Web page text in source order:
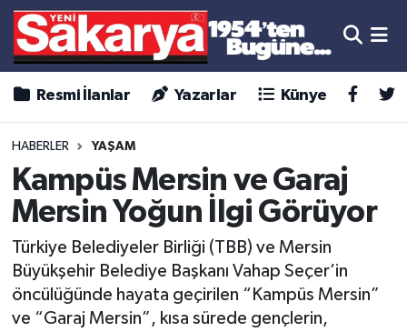
Resmi İlanlar Yazarlar Künye
HABERLER YAŞAM
Kampüs Mersin ve Garaj
Mersin Yoğun İlgi Görüyor
Türkiye Belediyeler Birliği (TBB) ve Mersin
Büyükşehir Belediye Başkanı Vahap Seçer’in
öncülüğünde hayata geçirilen “Kampüs Mersin”
ve “Garaj Mersin”, kısa sürede gençlerin,